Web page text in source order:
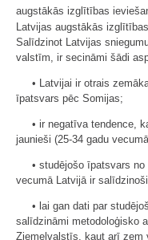
augstākās izglītības
Latvijas augstākās
Salīdzinot Latvijas
valstīm, ir secināmi šādi
• Latvijai ir otrais
īpatsvars pēc Somijas;
• ir negatīva tendence,
jaunieši (25-34 gadu
• studējošo īpatsvars
vecumā Latvijā ir
• lai gan dati par
salīdzināmi metodoloģisko
Ziemeļvalstīs, kaut arī zem